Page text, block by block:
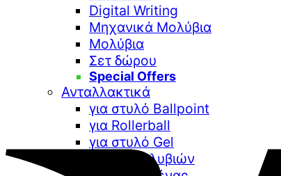
Digital Writing
Μηχανικά Μολύβια
Μολύβια
Σετ δώρου
Special Offers
Ανταλλακτικά
για στυλό Ballpoint
για Rollerball
για στυλό Gel
Μύτες μολυβιών